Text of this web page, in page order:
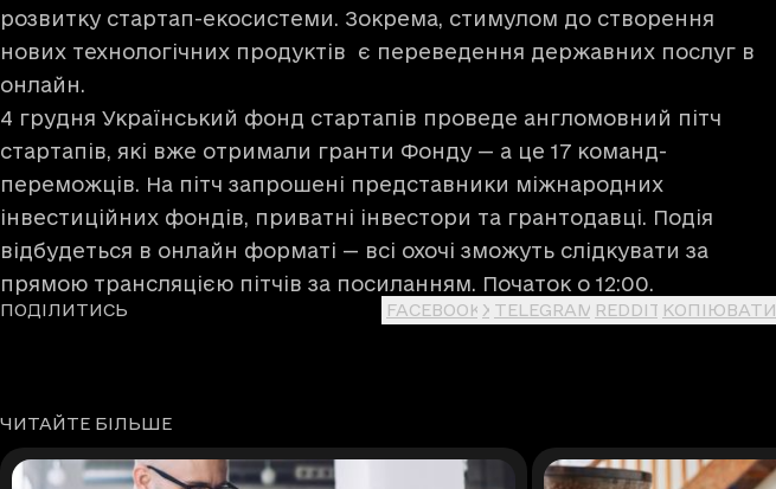
розвитку стартап-екосистеми. Зокрема, стимулом до створення
нових технологічних продуктів є переведення державних послуг в
онлайн.
4 грудня Український фонд стартапів проведе англомовний пітч
стартапів, які вже отримали гранти Фонду — а це 17 команд-
переможців. На пітч запрошені представники міжнародних
інвестиційних фондів, приватні інвестори та грантодавці. Подія
відбудеться в онлайн форматі — всі охочі зможуть слідкувати за
прямою трансляцією пітчів за посиланням. Початок о 12:00.
ПОДІЛИТИСЬ FACEBOOK X TELEGRAM REDDIT КОПІЮВАТИ
ЧИТАЙТЕ БІЛЬШЕ